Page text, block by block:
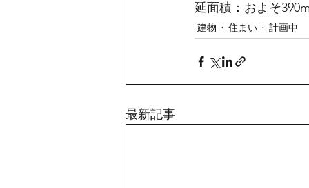
延面積：およそ
建物 住まい 計画中
最新記事